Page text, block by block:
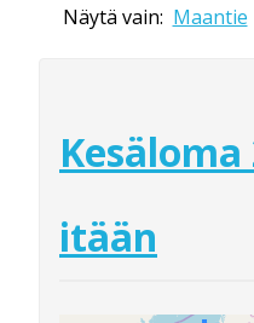
Näytä vain: Maantie
itään